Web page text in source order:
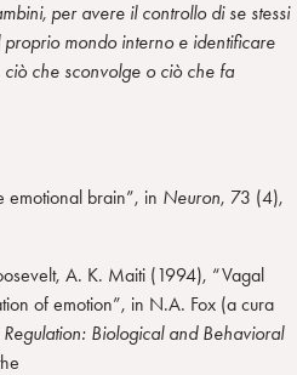
per avere il controllo di se stessi
mondo interno e identificare
che sconvolge o ciò che fa
emotional brain”, in Neuron, 73 (4),
A. K. Maiti (1994), “Vagal
of emotion”, in N.A. Fox (a cura
Biological and Behavioral